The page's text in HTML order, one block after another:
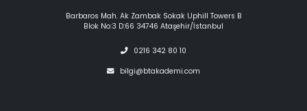
Barbaros Mah. Ak Zambak Sokak Uphill Towers B
Blok No:3 D:66 34746 Ataşehir/İstanbul
0216 342 80 10
bilgi@btakademi.com